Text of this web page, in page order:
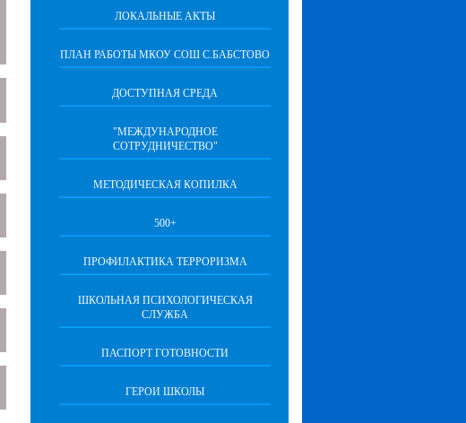
ЛОКАЛЬНЫЕ АКТЫ
ПЛАН РАБОТЫ МКОУ СОШ С.БАБСТОВО
ДОСТУПНАЯ СРЕДА
"МЕЖДУНАРОДНОЕ
СОТРУДНИЧЕСТВО"
МЕТОДИЧЕСКАЯ КОПИЛКА
500+
ПРОФИЛАКТИКА ТЕРРОРИЗМА
ШКОЛЬНАЯ ПСИХОЛОГИЧЕСКАЯ
СЛУЖБА
ПАСПОРТ ГОТОВНОСТИ
ГЕРОИ ШКОЛЫ